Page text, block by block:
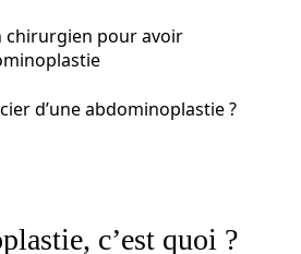
chirurgien pour avoir
d’une abdominoplastie ?
c’est quoi ?